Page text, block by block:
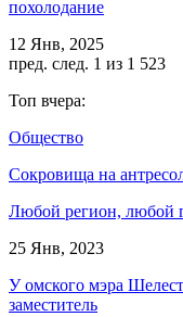
похолодание
12 Янв, 2025
пред. след. 1 из 1 523
Топ вчера:
Общество
Сокровища на
Любой регион, любой
25 Янв, 2023
У омского мэра
заместитель